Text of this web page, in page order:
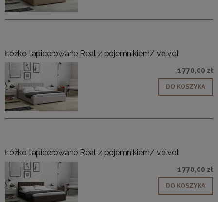
Łóżko tapicerowane Real z pojemnikiem/ velvet
1 770,00 zł
DO KOSZYKA
Łóżko tapicerowane Real z pojemnikiem/ velvet
1 770,00 zł
DO KOSZYKA